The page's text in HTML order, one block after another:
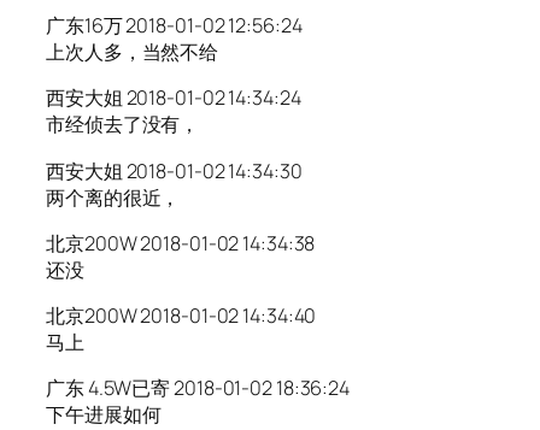
广东16万 2018-01-02 12:56:24
上次人多，当然不给
西安大姐 2018-01-02 14:34:24
市经侦去了没有，
西安大姐 2018-01-02 14:34:30
两个离的很近，
北京200W 2018-01-02 14:34:38
还没
北京200W 2018-01-02 14:34:40
马上
广东 4.5W已寄 2018-01-02 18:36:24
下午进展如何